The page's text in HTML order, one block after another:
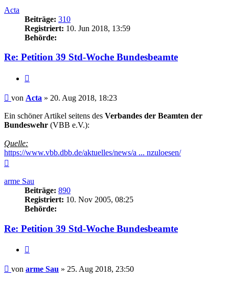
Acta
Beiträge: 310
Registriert: 10. Jun 2018, 13:59
Behörde:
Re: Petition 39 Std-Woche Bundesbeamte
Beitrag
von Acta » 20. Aug 2018, 18:23
Ein schöner Artikel seitens des Verbandes der Beamten der
Bundeswehr (VBB e.V.):
Quelle:
https://www.vbb.dbb.de/aktuelles/news/a ... nzuloesen/
arme Sau
Beiträge: 890
Registriert: 10. Nov 2005, 08:25
Behörde:
Re: Petition 39 Std-Woche Bundesbeamte
Beitrag
von arme Sau » 25. Aug 2018, 23:50